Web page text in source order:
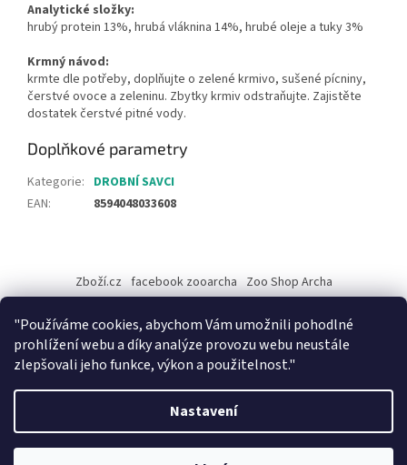
"Používáme cookies, abychom Vám umožnili pohodlné
prohlížení webu a díky analýze provozu webu neustále
zlepšovali jeho funkce, výkon a použitelnost."
Nastavení
Při objednávce zboží na našem eshopu s osobním vyzvednutím na
Analytické složky:
hrubý protein 13%, hrubá vláknina 14%, hrubé oleje a tuky 3%
Krmný návod:
krmte dle potřeby, doplňujte o zelené krmivo, sušené pícniny,
čerstvé ovoce a zeleninu. Zbytky krmiv odstraňujte. Zajistěte
dostatek čerstvé pitné vody.
Doplňkové parametry
Kategorie: DROBNÍ SAVCI
EAN: 8594048033608
p
Zboží.cz facebook zooarcha Zoo Shop Archa
KRMIVA ENERGYS pro koně - GRANULE
Copyright 2026ZooArcha. Všechna práva vyhrazena.Upravit